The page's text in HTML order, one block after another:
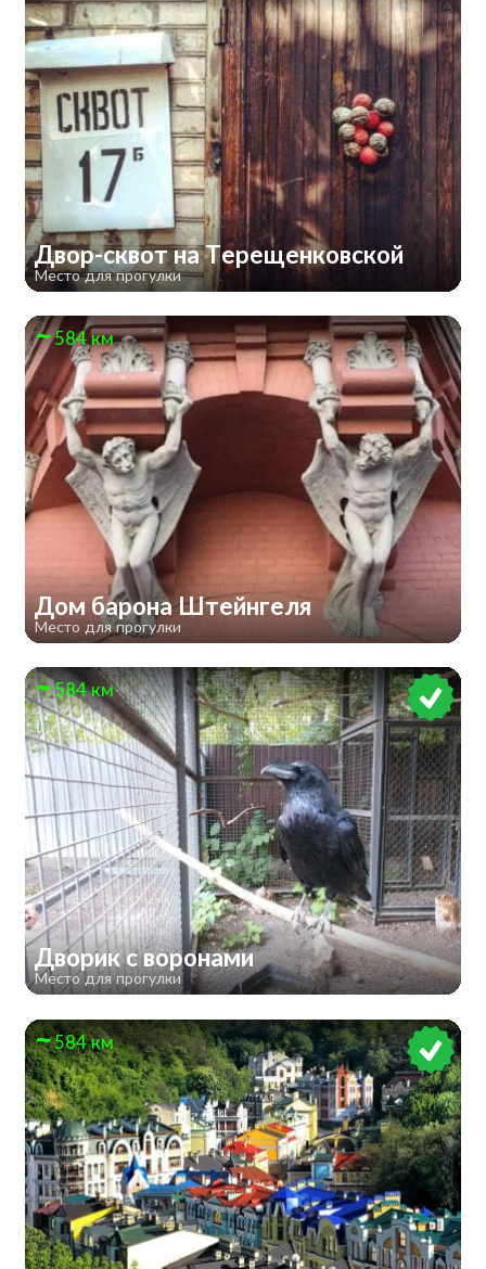
Двор-сквот на Терещенковской
Место для прогулки
584 км
Дом барона Штейнгеля
Место для прогулки
584 км
Дворик с воронами
Место для прогулки
584 км